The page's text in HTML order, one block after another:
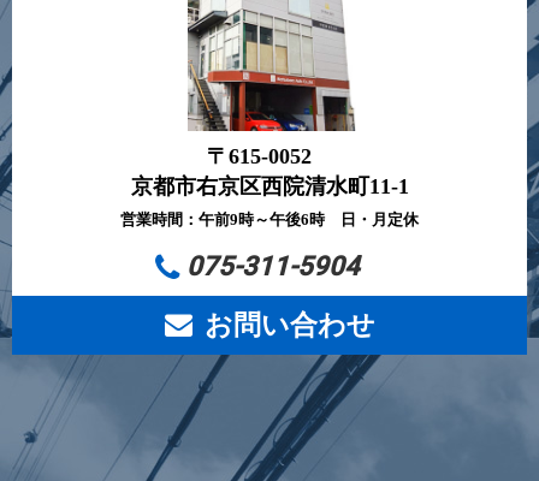
〒615-0052
京都市右京区西院清水町11-1
営業時間：午前9時～午後6時 日・月定休
075-311-5904
お問い合わせ